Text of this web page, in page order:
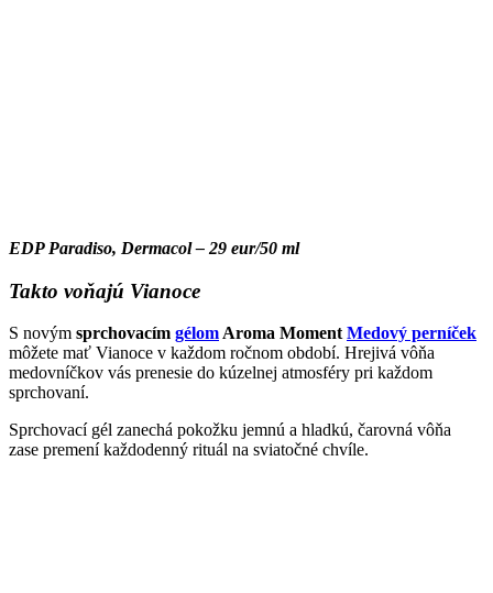
EDP Paradiso, Dermacol – 29 eur/50 ml
Takto voňajú Vianoce
S novým sprchovacím gélom Aroma Moment Medový perníček
môžete mať Vianoce v každom ročnom období. Hrejivá vôňa
medovníčkov vás prenesie do kúzelnej atmosféry pri každom
sprchovaní.
Sprchovací gél zanechá pokožku jemnú a hladkú, čarovná vôňa
zase premení každodenný rituál na sviatočné chvíle.